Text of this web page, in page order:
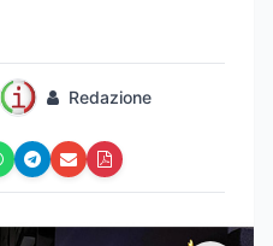
Redazione